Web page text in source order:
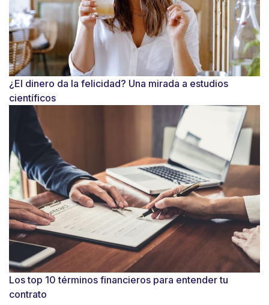
¿El dinero da la felicidad? Una mirada a estudios
científicos
Los top 10 términos financieros para entender tu
contrato